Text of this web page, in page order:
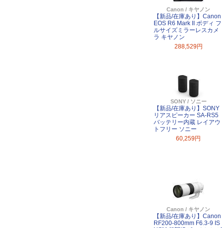
Canon / キヤノン
【新品/在庫あり】Canon
EOS R6 Mark II ボディ フ
ルサイズミラーレスカメ
ラ キヤノン
288,529円
SONY / ソニー
【新品/在庫あり】SONY
リアスピーカー SA-RS5
バッテリー内蔵 レイアウ
トフリー ソニー
60,259円
Canon / キヤノン
【新品/在庫あり】Canon
RF200-800mm F6.3-9 IS